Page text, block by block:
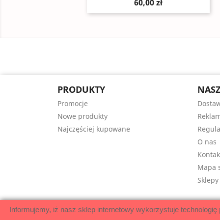
60,00 zł
PRODUKTY
Promocje
Nowe produkty
Najczęściej kupowane
O nas
Mapa
Sklepy
Informujemy, iż nasz sklep internetowy wykorzystuje